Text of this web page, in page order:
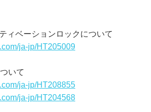
ィベーションロックについて
ja-jp/HT205009
いて
ja-jp/HT208855
ja-jp/HT204568